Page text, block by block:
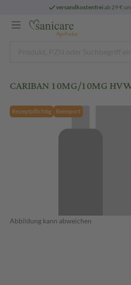
versandkostenfreiab 29 €
CARIBAN 10MG/10MG
Rezeptpflichtig Reimport
Abbildung kann abweichen